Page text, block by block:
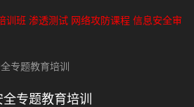
训班 渗透测试 网络攻防课程 信息安全审
专题教育培训
专题教育培训